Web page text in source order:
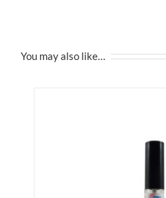
You may also like…